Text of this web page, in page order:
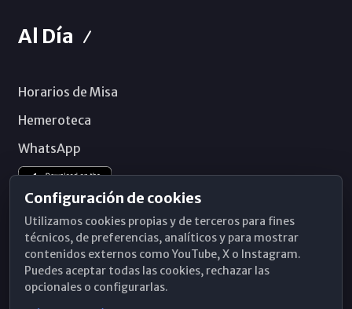
Al Día
Horarios de Misa
Hemeroteca
WhatsApp
Configuración de cookies
Utilizamos cookies propias y de terceros para fines
técnicos, de preferencias, analíticos y para mostrar
contenidos externos como YouTube, X o Instagram.
Puedes aceptar todas las cookies, rechazar las
opcionales o configurarlas.